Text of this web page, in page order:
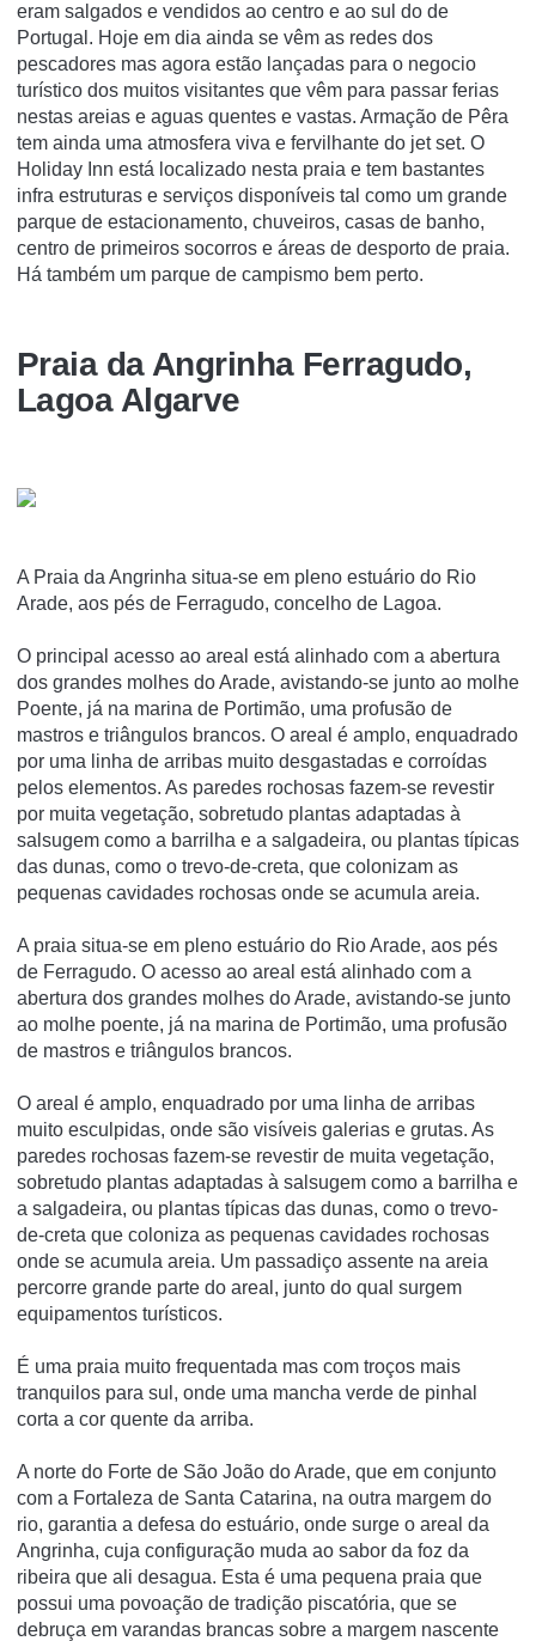
eram salgados e vendidos ao centro e ao sul do de
Portugal. Hoje em dia ainda se vêm as redes dos
pescadores mas agora estão lançadas para o negocio
turístico dos muitos visitantes que vêm para passar ferias
nestas areias e aguas quentes e vastas. Armação de Pêra
tem ainda uma atmosfera viva e fervilhante do jet set. O
Holiday Inn está localizado nesta praia e tem bastantes
infra estruturas e serviços disponíveis tal como um grande
parque de estacionamento, chuveiros, casas de banho,
centro de primeiros socorros e áreas de desporto de praia.
Há também um parque de campismo bem perto.
Praia da Angrinha Ferragudo,
Lagoa Algarve
A Praia da Angrinha situa-se em pleno estuário do Rio
Arade, aos pés de Ferragudo, concelho de Lagoa.
O principal acesso ao areal está alinhado com a abertura
dos grandes molhes do Arade, avistando-se junto ao molhe
Poente, já na marina de Portimão, uma profusão de
mastros e triângulos brancos. O areal é amplo, enquadrado
por uma linha de arribas muito desgastadas e corroí­das
pelos elementos. As paredes rochosas fazem-se revestir
por muita vegetação, sobretudo plantas adaptadas à
salsugem como a barrilha e a salgadeira, ou plantas tí­picas
das dunas, como o trevo-de-creta, que colonizam as
pequenas cavidades rochosas onde se acumula areia.
A praia situa-se em pleno estuário do Rio Arade, aos pés
de Ferragudo. O acesso ao areal está alinhado com a
abertura dos grandes molhes do Arade, avistando-se junto
ao molhe poente, já na marina de Portimão, uma profusão
de mastros e triângulos brancos.
O areal é amplo, enquadrado por uma linha de arribas
muito esculpidas, onde são visíveis galerias e grutas. As
paredes rochosas fazem-se revestir de muita vegetação,
sobretudo plantas adaptadas à salsugem como a barrilha e
a salgadeira, ou plantas típicas das dunas, como o trevo-
de-creta que coloniza as pequenas cavidades rochosas
onde se acumula areia. Um passadiço assente na areia
percorre grande parte do areal, junto do qual surgem
equipamentos turísticos.
É uma praia muito frequentada mas com troços mais
tranquilos para sul, onde uma mancha verde de pinhal
corta a cor quente da arriba.
A norte do Forte de São João do Arade, que em conjunto
com a Fortaleza de Santa Catarina, na outra margem do
rio, garantia a defesa do estuário, onde surge o areal da
Angrinha, cuja configuração muda ao sabor da foz da
ribeira que ali desagua. Esta é uma pequena praia que
possui uma povoação de tradição piscatória, que se
debruça em varandas brancas sobre a margem nascente